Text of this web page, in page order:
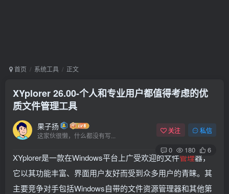
首页 系统工具 正文
XYplorer 26.00-个人和专业用户都值得考虑的优
质文件管理工具
果子扬
这家伙很懒，什么都没有写...
关注 私信
0 180 6
XYplorer是一款在Windows平台上广受欢迎的文件管理器，
它以其功能丰富、界面用户友好而受到众多用户的青睐。其
主要竞争对手包括Windows自带的文件资源管理器和其他第